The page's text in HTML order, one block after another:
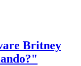
Britney